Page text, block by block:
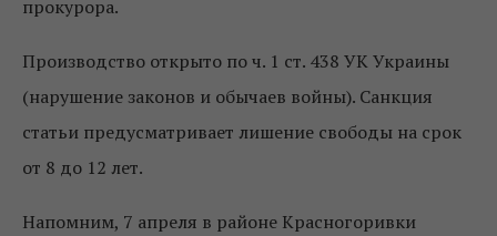
прокурора.
Производство открыто по ч. 1 ст. 438 УК Украины
(нарушение законов и обычаев войны). Санкция
статьи предусматривает лишение свободы на срок
от 8 до 12 лет.
Напомним, 7 апреля в районе Красногоривки